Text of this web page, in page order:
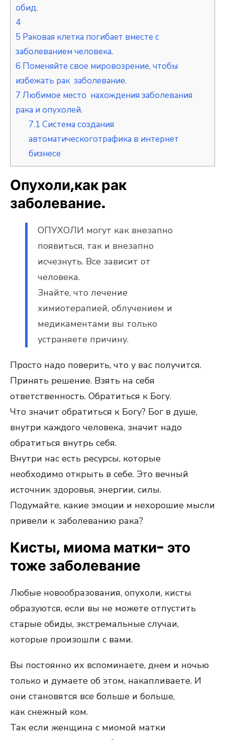
обид.
4
5 Раковая клетка погибает вместе с
заболеванием человека.
6 Поменяйте свое мировозрение, чтобы
избежать рак заболевание.
7 Любимое место нахождения заболевания
рака и опухолей.
7.1 Система создания
автоматическоготрафика в интернет
бизнесe
Опухоли,как рак
заболевание.
ОПУХОЛИ могут как внезапно
появиться, так и внезапно
исчезнуть. Все зависит от
человека.
Знайте, что лечение
химиотерапией, облучением и
медикаментами вы только
устраняете причину.
Просто надо поверить, что у вас получится.
Принять решение. Взять на себя
ответственность. Обратиться к Богу.
Что значит обратиться к Богу? Бог в душе,
внутри каждого человека, значит надо
обратиться внутрь себя.
Внутри нас есть ресурсы, которые
необходимо открыть в себе. Это вечный
источник здоровья, энергии, силы.
Подумайте, какие эмоции и нехорошие мысли
привели к заболеванию рака?
Кисты, миома матки- это
тоже заболевание
Любые новообразования, опухоли, кисты
образуются, если вы не можете отпустить
старые обиды, экстремальные случаи,
которые произошли с вами.
Вы постоянно их вспоминаете, днем и ночью
только и думаете об этом, накапливаете. И
они становятся все больше и больше,
как снежный ком.
Так если женщина с миомой матки